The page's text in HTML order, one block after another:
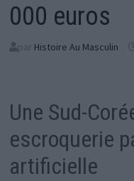
000 euros
par Histoire Au Masculin
Une Sud-
escroquerie
artificielle